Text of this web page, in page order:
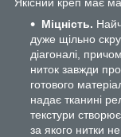
Міцність.
дуже щільно
діагоналі,
ниток завжди
готового
надає тканині
текстури
за якого нитки